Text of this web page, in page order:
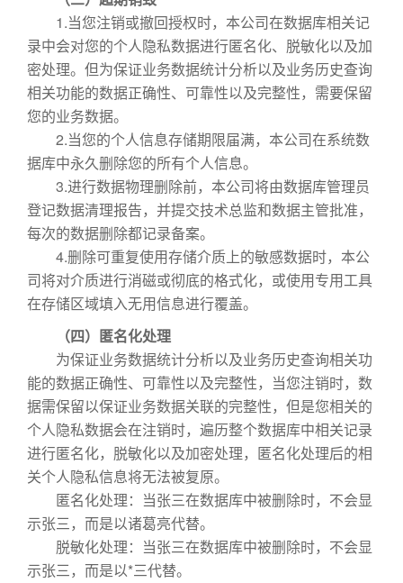
1.当您注销或撤回授权时，本公司在数据库相关记
录中会对您的个人隐私数据进行匿名化、脱敏化以及加
密处理。但为保证业务数据统计分析以及业务历史查询
相关功能的数据正确性、可靠性以及完整性，需要保留
您的业务数据。
2.当您的个人信息存储期限届满，本公司在系统数
据库中永久删除您的所有个人信息。
3.进行数据物理删除前，本公司将由数据库管理员
登记数据清理报告，并提交技术总监和数据主管批准，
每次的数据删除都记录备案。
4.删除可重复使用存储介质上的敏感数据时，本公
司将对介质进行消磁或彻底的格式化，或使用专用工具
在存储区域填入无用信息进行覆盖。
（四）匿名化处理
为保证业务数据统计分析以及业务历史查询相关功
能的数据正确性、可靠性以及完整性，当您注销时，数
据需保留以保证业务数据关联的完整性，但是您相关的
个人隐私数据会在注销时，遍历整个数据库中相关记录
进行匿名化，脱敏化以及加密处理，匿名化处理后的相
关个人隐私信息将无法被复原。
匿名化处理：当张三在数据库中被删除时，不会显
示张三，而是以诸葛亮代替。
脱敏化处理：当张三在数据库中被删除时，不会显
示张三，而是以*三代替。